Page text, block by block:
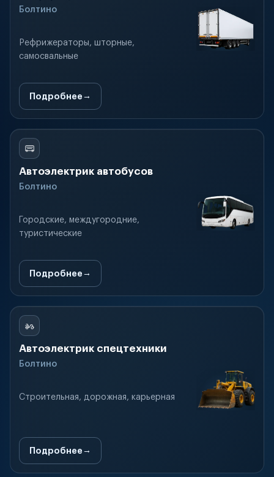
Болтино
Рефрижераторы, шторные,
самосвальные
Подробнее
Автоэлектрик автобусов
Болтино
Городские, междугородние,
туристические
Подробнее
Автоэлектрик спецтехники
Болтино
Строительная, дорожная, карьерная
Подробнее